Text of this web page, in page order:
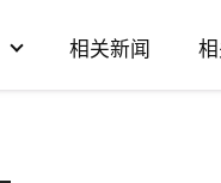
相关新闻